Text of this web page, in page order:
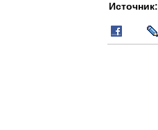
Источник: